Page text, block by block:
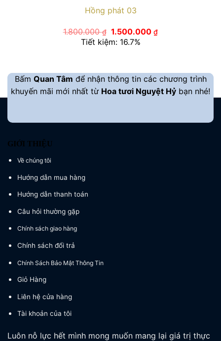
Hồng phát 03
1.800.000₫ Giá
gốc
là:
1.500.000₫Giá
Tiết kiệm: 16.7%
Bấm Quan Tâm để nhận thông tin các chương trình
khuyến mãi mới nhất từ Hoa tươi Nguyệt Hỷ bạn nhé!
GIỚI THIỆU
Về chúng tôi
Hướng dẫn mua hàng
Hướng dẫn thanh toán
Câu hỏi thường gặp
Chính sách giao hàng
Chính sách đổi trả
Chính Sách Bảo Mật Thông Tin
Giỏ Hàng
Liên hệ cửa hàng
Tài khoản của tôi
Luôn nỗ lực hết mình mong muốn mang lại giá trị thực